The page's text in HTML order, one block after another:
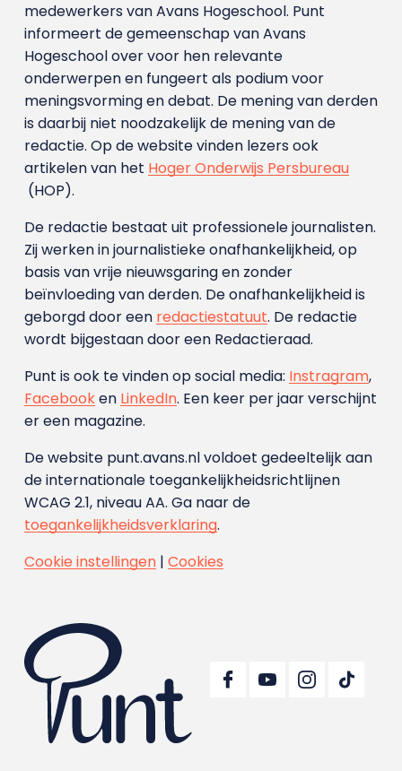
medewerkers van Avans Hoge­school. Punt
informeert de gemeenschap van Avans
Hogeschool over voor hen relevante
onderwerpen en fungeert als podium voor
meningsvorming en debat. De mening van derden
is daarbij niet noodzakelijk de mening van de
redactie. Op de website vinden lezers ook
artikelen van het Hoger Onderwijs Persbureau
(HOP).
De redactie bestaat uit professionele journalisten.
Zij werken in journalistieke onafhankelijkheid, op
basis van vrije nieuwsgaring en zonder
beïnvloeding van derden. De onafhankelijkheid is
geborgd door een redactiestatuut. De redactie
wordt bijgestaan door een Redactieraad.
Punt is ook te vinden op social media: Instragram,
Facebooken LinkedIn. Een keer per jaar verschijnt
er een magazine.
De website punt.avans.nl voldoet gedeeltelijk aan
de internationale toegankelijkheidsrichtlijnen
WCAG 2.1, niveau AA. Ga naar de
toegankelijkheidsverklaring.
Cookie instellingen| Cookies